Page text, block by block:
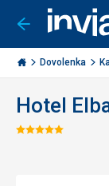
Ísť
späť
Invia.sk
Dovolenka
Hotel